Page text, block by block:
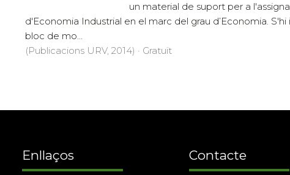
un material de suport per a
d'Economia Industrial en el marc del grau d’Economia. S'hi
bloc de mo...
(Publicacions URV, 2014) · Gratuït
Enllaços Contacte